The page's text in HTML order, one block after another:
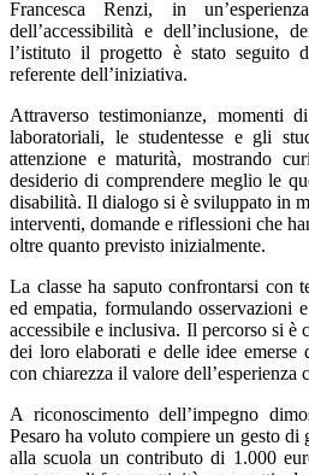
Francesca Renzi, in
dell’accessibilità e dell’inclusione,
l’istituto il progetto è stato seguito
referente dell’iniziativa.
Attraverso testimonianze, momenti
laboratoriali, le studentesse e gli
attenzione e maturità, mostrando
desiderio di comprendere meglio le
disabilità. Il dialogo si è sviluppato in
interventi, domande e riflessioni che
oltre quanto previsto inizialmente.
La classe ha saputo confrontarsi con
ed empatia, formulando osservazioni
accessibile e inclusiva. Il percorso si è
dei loro elaborati e delle idee emerse
con chiarezza il valore dell’esperienza
A riconoscimento dell’impegno
Pesaro ha voluto compiere un gesto di
alla scuola un contributo di 1.000